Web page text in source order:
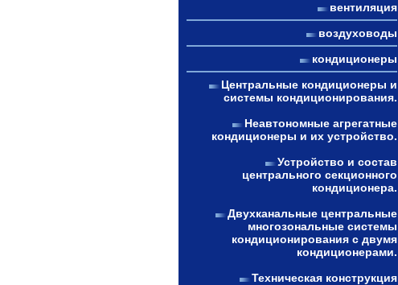
вентиляция
воздуховоды
кондиционеры
Центральные кондиционеры и
системы кондиционирования.
Неавтономные агрегатные
кондиционеры и их устройство.
Устройство и состав
центрального секционного
кондиционера.
Двухканальные центральные
многозональные системы
кондиционирования с двумя
кондиционерами.
Техническая конструкция